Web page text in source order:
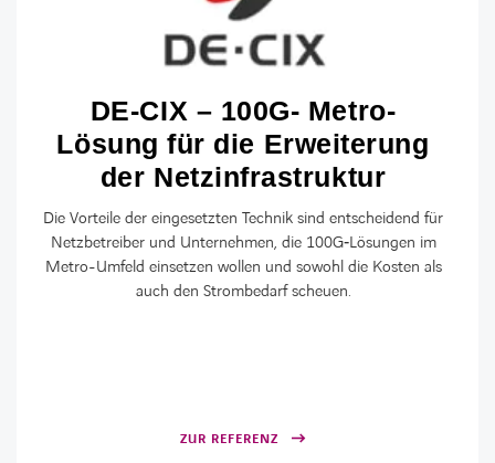
DE-CIX – 100G- Metro-
Lösung für die Erweiterung
der Netzinfrastruktur
Die Vorteile der eingesetzten Technik sind entscheidend für
Netzbetreiber und Unternehmen, die 100G‑Lösungen im
Metro-Umfeld einsetzen wollen und sowohl die Kosten als
auch den Strombedarf scheuen.
ZUR REFERENZ